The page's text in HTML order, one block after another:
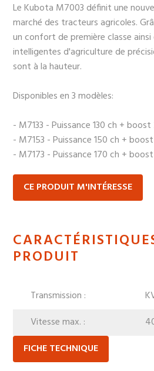
Le Kubota M7003 définit une
marché des tracteurs agricoles.
un confort de première classe
intelligentes d'agriculture de
sont à la hauteur.
Disponibles en 3 modèles:
- M7133 - Puissance 130 ch +
- M7153 - Puissance 150 ch +
- M7173 - Puissance 170 ch +
CE PRODUIT M'INTÉRESSE
PRODUIT
Transmission :
Vitesse max. :
FICHE TECHNIQUE